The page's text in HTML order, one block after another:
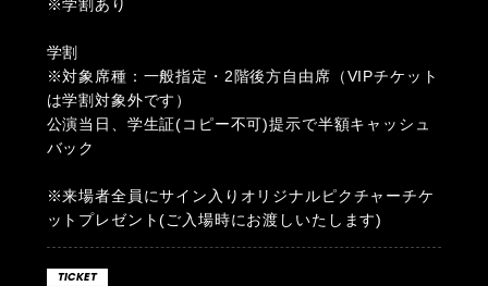
※学割あり
学割
※対象席種：一般指定・2階後方自由席（VIPチケット
は学割対象外です）
公演当日、学生証(コピー不可)提示で半額キャッシュ
バック
※来場者全員にサイン入りオリジナルピクチャーチケ
ットプレゼント(ご入場時にお渡しいたします)
TICKET